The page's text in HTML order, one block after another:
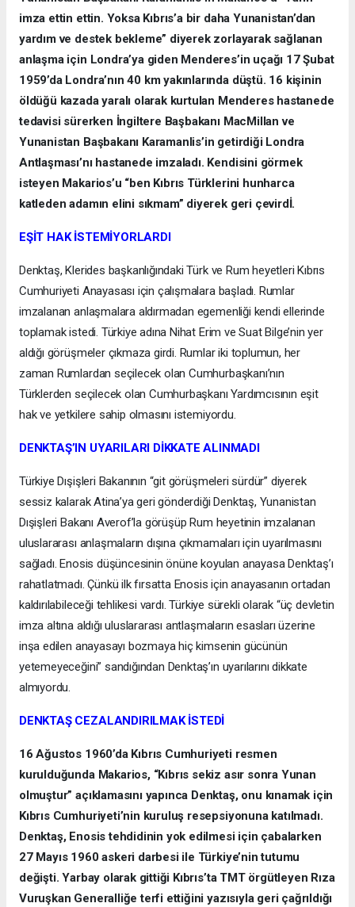
imza ettin ettin. Yoksa Kıbrıs’a bir daha Yunanistan’dan
yardım ve destek bekleme” diyerek zorlayarak sağlanan
anlaşma için Londra’ya giden Menderes’in uçağı 17 Şubat
1959’da Londra’nın 40 km yakınlarında düştü. 16 kişinin
öldüğü kazada yaralı olarak kurtulan Menderes hastanede
tedavisi sürerken İngiltere Başbakanı MacMillan ve
Yunanistan Başbakanı Karamanlis’in getirdiği Londra
Antlaşması’nı hastanede imzaladı. Kendisini görmek
isteyen Makarios’u “ben Kıbrıs Türklerini hunharca
katleden adamın elini sıkmam” diyerek geri çevirdİ.
EŞİT HAK İSTEMİYORLARDI
Denktaş, Klerides başkanlığındaki Türk ve Rum heyetleri Kıbrıs
Cumhuriyeti Anayasası için çalışmalara başladı. Rumlar
imzalanan anlaşmalara aldırmadan egemenliği kendi ellerinde
toplamak istedi. Türkiye adına Nihat Erim ve Suat Bilge’nin yer
aldığı görüşmeler çıkmaza girdi. Rumlar iki toplumun, her
zaman Rumlardan seçilecek olan Cumhurbaşkanı’nın
Türklerden seçilecek olan Cumhurbaşkanı Yardımcısının eşit
hak ve yetkilere sahip olmasını istemiyordu.
DENKTAŞ’IN UYARILARI DİKKATE ALINMADI
Türkiye Dışişleri Bakanının “git görüşmeleri sürdür” diyerek
sessiz kalarak Atina’ya geri gönderdiği Denktaş, Yunanistan
Dışişleri Bakanı Averof’la görüşüp Rum heyetinin imzalanan
uluslararası anlaşmaların dışına çıkmamaları için uyarılmasını
sağladı. Enosis düşüncesinin önüne koyulan anayasa Denktaş’ı
rahatlatmadı. Çünkü ilk fırsatta Enosis için anayasanın ortadan
kaldırılabileceği tehlikesi vardı. Türkiye sürekli olarak “üç devletin
imza altına aldığı uluslararası antlaşmaların esasları üzerine
inşa edilen anayasayı bozmaya hiç kimsenin gücünün
yetemeyeceğini” sandığından Denktaş’ın uyarılarını dikkate
almıyordu.
DENKTAŞ CEZALANDIRILMAK İSTEDİ
16 Ağustos 1960’da Kıbrıs Cumhuriyeti resmen
kurulduğunda Makarios, “Kıbrıs sekiz asır sonra Yunan
olmuştur” açıklamasını yapınca Denktaş, onu kınamak için
Kıbrıs Cumhuriyeti’nin kuruluş resepsiyonuna katılmadı.
Denktaş, Enosis tehdidinin yok edilmesi için çabalarken
27 Mayıs 1960 askeri darbesi ile Türkiye’nin tutumu
değişti. Yarbay olarak gittiği Kıbrıs’ta TMT örgütleyen Rıza
Vuruşkan Generalliğe terfi ettiğini yazısıyla geri çağrıldığı